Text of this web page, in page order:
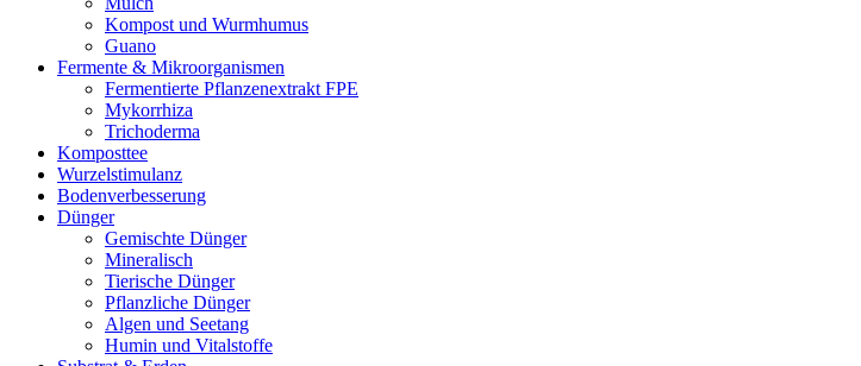
Kompost und Wurmhumus
Guano
Fermente & Mikroorganismen
Fermentierte Pflanzenextrakt FPE
Mykorrhiza
Trichoderma
Komposttee
Wurzelstimulanz
Bodenverbesserung
Dünger
Gemischte Dünger
Mineralisch
Tierische Dünger
Pflanzliche Dünger
Algen und Seetang
Humin und Vitalstoffe